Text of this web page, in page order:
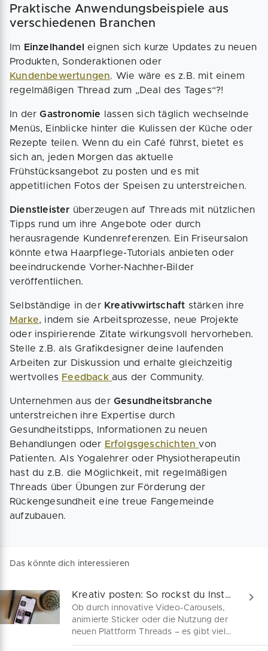
Praktische Anwendungsbeispiele aus
verschiedenen Branchen
Im Einzelhandel
eignen sich kurze Updates zu neuen
Produkten, Sonderaktionen oder
Kundenbewertungen. Wie wäre es z.B. mit einem
regelmäßigen Thread zum „Deal des Tages“?!
In derGastronomie
lassen sich täglich wechselnde
Menüs, Einblicke hinter die Kulissen der Küche oder
Rezepte teilen. Wenn du ein Café führst, bietet es
sich an, jeden Morgen das aktuelle
Frühstücksangebot zu posten und es mit
appetitlichen Fotos der Speisen zu unterstreichen.
Dienstleister überzeugen auf Threads mit nützlichen
Tipps rund um ihre Angebote oder durch
herausragende Kundenreferenzen. Ein Friseursalon
könnte etwa Haarpflege-Tutorials anbieten oder
beeindruckende Vorher-Nachher-Bilder
veröffentlichen.
Selbständige in der Kreativwirtschaft stärken ihre
Marke, indem sie Arbeitsprozesse, neue Projekte
oder inspirierende Zitate wirkungsvoll hervorheben.
Stelle z.B. als Grafikdesigner deine laufenden
Arbeiten zur Diskussion und erhalte gleichzeitig
wertvolles Feedbackaus der Community.
Unternehmen aus der Gesundheitsbranche
unterstreichen ihre Expertise durch
Gesundheitstipps, Informationen zu neuen
Behandlungen oder Erfolgsgeschichtenvon
Patienten. Als Yogalehrer oder Physiotherapeutin
hast du z.B. die Möglichkeit, mit regelmäßigen
Threads über Übungen zur Förderung der
Rückengesundheit eine treue Fangemeinde
aufzubauen.
Das könnte dich interessieren
Kreativ posten: So rockst du Instagram & Threads!
Ob durch innovative Video-Carousels,
animierte Sticker oder die Nutzung der
neuen Plattform Threads – es gibt viele
Wege, deine Marke im Meta-Universum